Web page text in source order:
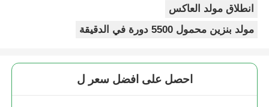
انطلاق مولد العاكس
مولد بنزين محمول 5500 دورة في الدقيقة
احصل على افضل سعر ل